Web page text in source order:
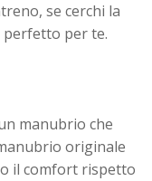
se cerchi la
per te.
manubrio che
originale
il comfort rispetto